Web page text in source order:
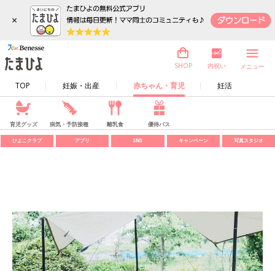
×
TOP 妊娠・出産 赤ちゃん・育児 妊活
SHOP 内祝い メニュー
育児グッズ 病気・予防接種 離乳食 優待パス
ひよこクラブ アプリ SNS キャンペーン 写真スタジオ